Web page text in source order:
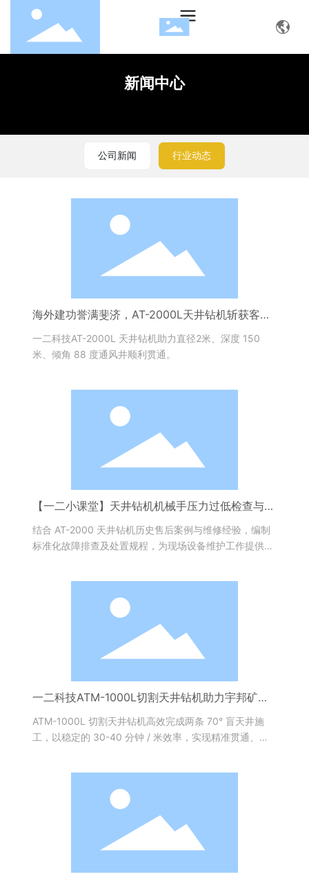
新闻中心
公司新闻 行业动态
海外建功誉满斐济，AT-2000L天井钻机斩获客户
高度赞誉
一二科技AT-2000L 天井钻机助力直径2米、深度 150
米、倾角 88 度通风井顺利贯通。
【一二小课堂】天井钻机机械手压力过低检查与处
理方法
结合 AT-2000 天井钻机历史售后案例与维修经验，编制
标准化故障排查及处置规程，为现场设备维护工作提供系
一二科技ATM-1000L切割天井钻机助力宇邦矿业7
0°倾斜盲井精准贯通
ATM-1000L 切割天井钻机高效完成两条 70° 盲天井施
工，以稳定的 30-40 分钟 / 米效率，实现精准贯通、一